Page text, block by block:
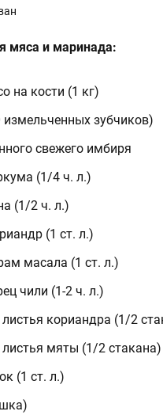
мяса и маринада:
на кости (1 кг)
измельченных зубчиков)
свежего имбиря
(1/4 ч. л.)
(1/2 ч. л.)
(1 ст. л.)
масала (1 ст. л.)
чили (1-2 ч. л.)
кориандра (1/2
мяты (1/2 стакана)
(1 ст. л.)